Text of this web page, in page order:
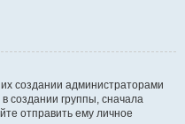
создании администраторами
создании группы, сначала
отправить ему личное